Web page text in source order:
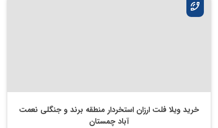
خرید ویلا فلت ارزان استخردار منطقه برند و جنگلی نعمت
آباد چمستان